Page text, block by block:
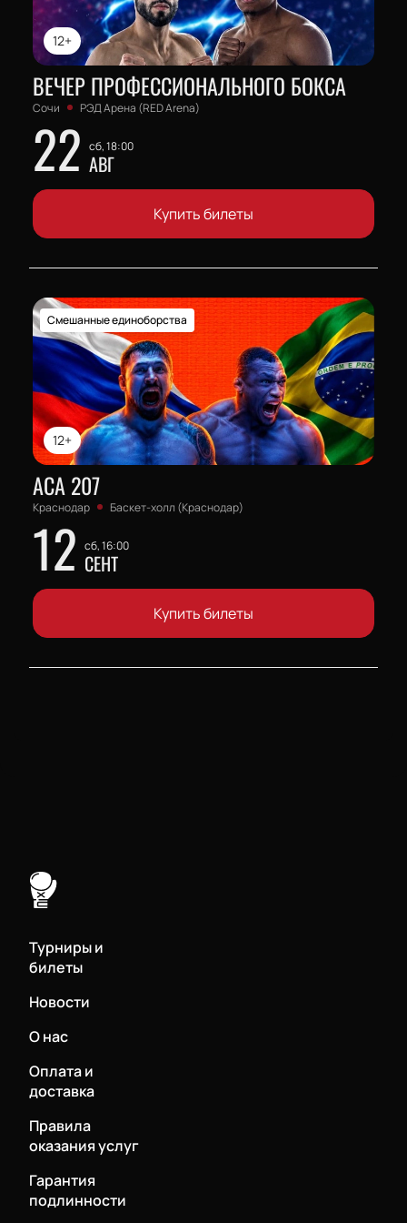
12+
ВЕЧЕР ПРОФЕССИОНАЛЬНОГО БОКСА
Сочи РЭД Арена (RED Arena)
22 сб, 18:00
АВГ
Купить билеты
12+
Смешанные единоборства
АСА 207
Краснодар Баскет-холл (Краснодар)
12 сб, 16:00
СЕНТ
Купить билеты
Турниры и
билеты
Новости
О нас
Оплата и
доставка
Правила
оказания услуг
Гарантия
подлинности